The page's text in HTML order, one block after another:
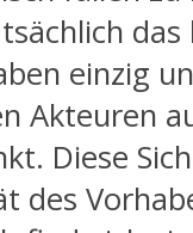
einzig
Akteuren
Diese
des